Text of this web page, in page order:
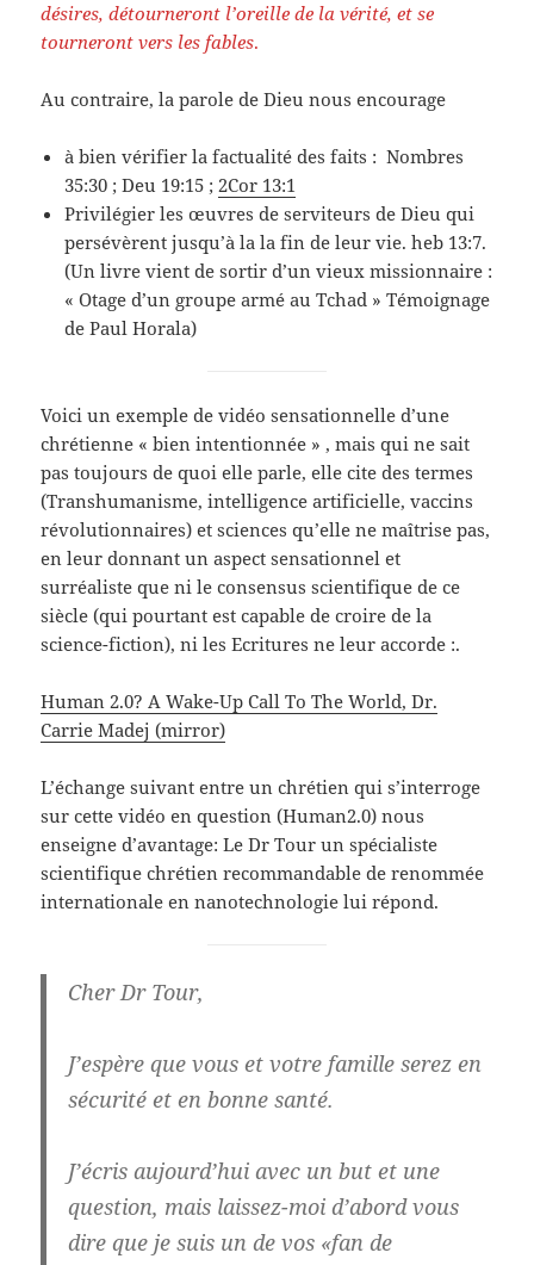
désires, détourneront l’oreille de la vérité, et se
tourneront vers les fables.
Au contraire, la parole de Dieu nous encourage
à bien vérifier la factualité des faits : Nombres
35:30 ; Deu 19:15 ;2Cor 13:1
Privilégier les œuvres de serviteurs de Dieu qui
persévèrent jusqu’à la la fin de leur vie. heb 13:7.
(Un livre vient de sortir d’un vieux missionnaire :
« Otage d’un groupe armé au Tchad » Témoignage
de Paul Horala)
Voici un exemple de vidéo sensationnelle d’une
chrétienne « bien intentionnée » , mais qui ne sait
pas toujours de quoi elle parle, elle cite des termes
(Transhumanisme, intelligence artificielle, vaccins
révolutionnaires) et sciences qu’elle ne maîtrise pas,
en leur donnant un aspect sensationnel et
surréaliste que ni le consensus scientifique de ce
siècle (qui pourtant est capable de croire de la
science-fiction), ni les Ecritures ne leur accorde :.
Human 2.0? A Wake-Up Call To The World, Dr.
Carrie Madej (mirror)
L’échange suivant entre un chrétien qui s’interroge
sur cette vidéo en question (Human2.0) nous
enseigne d’avantage: Le Dr Tour un spécialiste
scientifique chrétien recommandable de renommée
internationale en nanotechnologie lui répond.
Cher Dr Tour,
J’espère que vous et votre famille serez en
sécurité et en bonne santé.
J’écris aujourd’hui avec un but et une
question, mais laissez-moi d’abord vous
dire que je suis un de vos «fan de